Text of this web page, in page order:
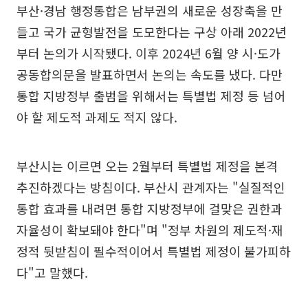
부산·경남 행정통합은 남부권의 새로운 성장축을 만
들고 국가 균형발전을 도모한다는 구상 아래 2022년
부터 논의가 시작됐다. 이후 2024년 6월 양 시·도가
공동합의문을 발표하면서 논의는 속도를 냈다. 다만
통합 지방정부 출범을 위해서는 특별법 제정 등 넘어
야 할 제도적 과제도 적지 않다.
부산시는 이르면 오는 2월부터 특별법 제정을 본격
추진하겠다는 방침이다. 부산시 관계자는 "실질적인
통합 효과를 내려면 통합 지방정부에 걸맞은 권한과
자율성이 확보돼야 한다"며 "정부 차원의 제도적·재
정적 뒷받침이 필수적이어서 특별법 제정이 불가피하
다"고 말했다.